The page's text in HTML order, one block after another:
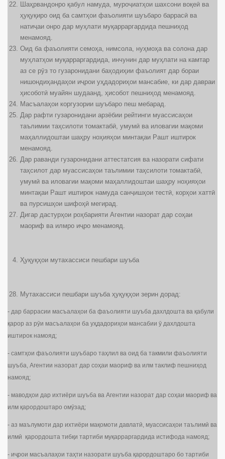
Шаҳрвандонро қабул намуда, муроҷиатҳои шахсони воқеӣ ва
ҳуқуқиро оид ба самтҳои фаъолияти шуъбаро баррасӣ ва
натиҷаи онро дар муҳлати муқарраргардида пешниҳод
менамояд.
Оид ба фаъолияти семоҳа, нимсола, нуҳмоҳа ва солона дар
муҳлатҳои муқарраргардида, инчунин дар муҳлати на камтар
аз се рӯз то гузаронидани баҳодиҳии фаъолият дар бораи
нишондиҳандаҳои иҷрои уҳдадориҳои мансабие, ки дар давраи
ҳисоботӣ муайян шудаанд, ҳисобот пешниҳод менамояд.
Масъалаҳои коргузории шуъбаро пеш мебарад.
Дар рафти гузаронидани арзёбии рейтинги муассисаҳои
таълимии таҳсилоти томактабӣ, умумӣ ва иловагии мақоми
маҳаллидоштаи шаҳру ноҳияҳои минтақаи Рашт иштирок
менамояд.
Дар раванди гузаронидани аттестатсия ва назорати сифати
таҳсилот дар муассисаҳои таълимии таҳсилоти томактабӣ,
умумӣ ва иловагии мақоми маҳаллидоштаи шаҳру ноҳияҳои
минтақаи Рашт иштирок намуда санҷишҳои тестӣ, корҳои хаттӣ
ва пурсишҳои шифоҳӣ мегирад.
Дигар дастурҳои роҳбарияти Агентии назорат дар соҳаи
маориф ва илмро иҷро менамояд.
Ҳуқуқҳои мутахассиси пешбари шуъба
Мутахассиси пешбари шуъба ҳуқуқҳои зерин дорад:
- дар баррасии масъалаҳои ба фаъолияти шуъба дахлдошта ва қабули
қарор аз рӯи масъалаҳои ба уҳдадориҳои мансабии ӯ дахлдошта
иштирок намояд;
- самтҳои фаъолияти шуъбаро таҳлил ва оид ба такмили фаъолияти
шуъба, Агентии назорат дар соҳаи маориф ва илм таклиф пешниҳод
намояд;
- маводҳои дар ихтиёри шуъба ва Агентии назорат дар соҳаи маориф ва
илм қарордоштаро омӯзад;
- аз маълумоти дар ихтиёри мақомоти давлатӣ, муассисаҳои таълимӣ ва
илмӣ қарордошта тибқи тартиби муқарраргардида истифода намояд;
- иҷрои масъалаҳои таҳти назорати шуъба қарордоштаро бо тартиби